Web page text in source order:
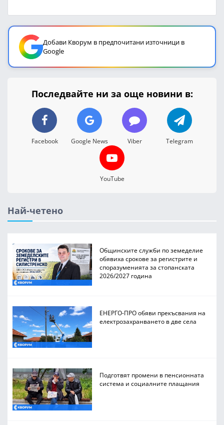
Добави Кворум в предпочитани източници в
Google
Последвайте ни за още новини в:
Facebook Google News Viber Telegram
YouTube
Най-четено
Общинските служби по земеделие
обявиха срокове за регистрите и
споразуменията за стопанската
2026/2027 година
ЕНЕРГО-ПРО обяви прекъсвания на
електрозахранването в две села
Подготвят промени в пенсионната
система и социалните плащания